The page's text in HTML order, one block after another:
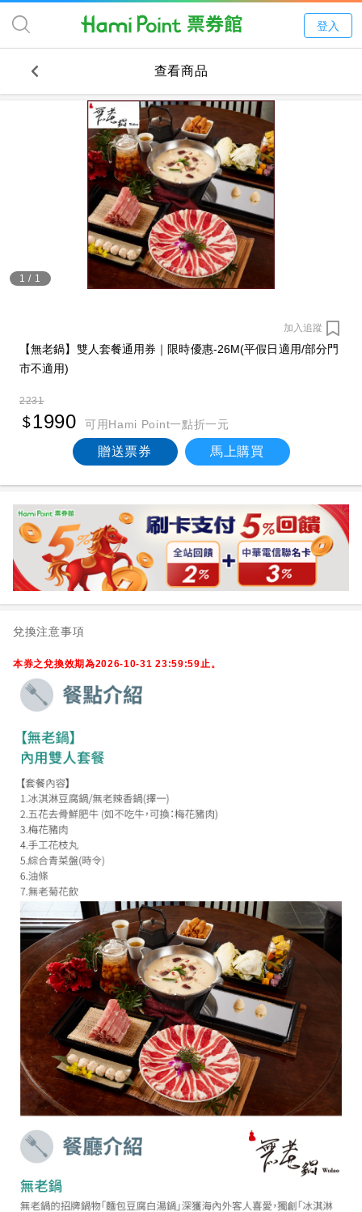
登入
查看商品
1 / 1
加入追蹤
【無老鍋】雙人套餐通用券｜限時優惠-26M(平假日適用/部分門
市不適用)
2231
1990 可用Hami Point一點折一元
贈送票券 馬上購買
兌換注意事項
本券之兌換效期為2026-10-31 23:59:59止。